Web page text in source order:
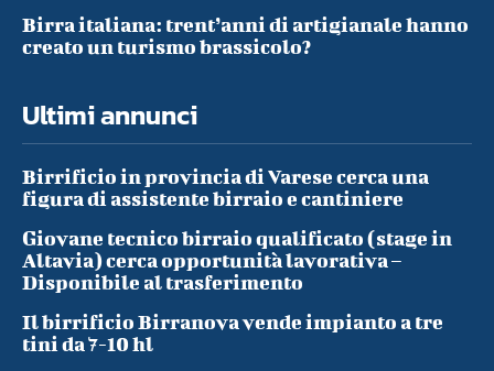
Birra italiana: trent’anni di artigianale hanno
creato un turismo brassicolo?
Ultimi annunci
Birrificio in provincia di Varese cerca una
figura di assistente birraio e cantiniere
Giovane tecnico birraio qualificato (stage in
Altavia) cerca opportunità lavorativa –
Disponibile al trasferimento
Il birrificio Birranova vende impianto a tre
tini da 7-10 hl